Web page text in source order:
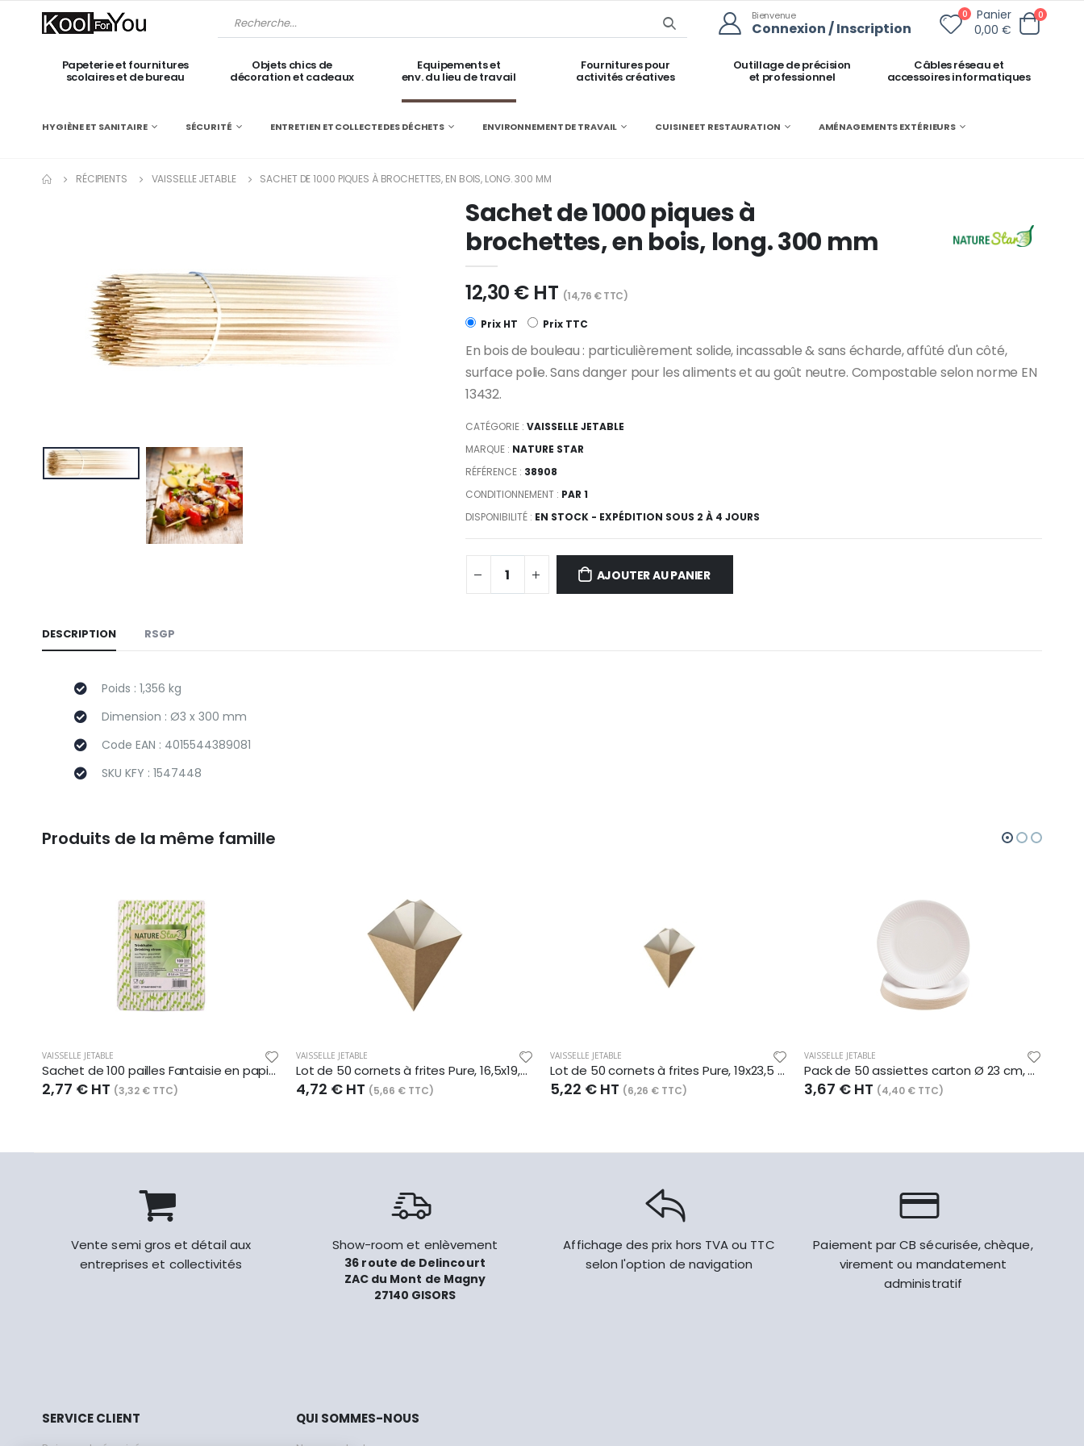
Bienvenue
Connexion / Inscription
0
Panier
0,00 €
0
Papeterie et fournitures
scolaires et de bureau
Objets chics de
décoration et cadeaux
Equipements et
env. du lieu de travail
Fournitures pour
activités créatives
Outillage de précision
et professionnel
Câbles réseau et
accessoires informatiques
HYGIÈNE ET SANITAIRE SÉCURITÉ ENTRETIEN ET COLLECTE DES DÉCHETS ENVIRONNEMENT DE TRAVAIL CUISINE ET RESTAURATION AMÉNAGEMENTS EXTÉRIEURS
RÉCIPIENTS VAISSELLE JETABLE SACHET DE 1000 PIQUES À BROCHETTES, EN BOIS, LONG. 300 MM
Sachet de 1000 piques à
brochettes, en bois, long. 300 mm
12,30 € HT (14,76 € TTC)
Prix HT Prix TTC
En bois de bouleau : particulièrement solide, incassable & sans écharde, affûté d'un côté,
surface polie. Sans danger pour les aliments et au goût neutre. Compostable selon norme EN
13432.
CATÉGORIE :VAISSELLE JETABLE
MARQUE : NATURE STAR
RÉFÉRENCE : 38908
CONDITIONNEMENT : PAR 1
DISPONIBILITÉ : EN STOCK - EXPÉDITION SOUS 2 À 4 JOURS
AJOUTER AU PANIER
DESCRIPTION RSGP
Poids : 1,356 kg
Dimension : Ø3 x 300 mm
Code EAN : 4015544389081
SKU KFY : 1547448
Produits de la même famille
VAISSELLE JETABLE
Sachet de 100 pailles Fantaisie en papier, long. 197 mm, poids verts / blanc
2,77 € HT (3,32 € TTC)
VAISSELLE JETABLE
Lot de 50 cornets à frites Pure, 16,5x19,5 cm, en carton brun
4,72 € HT (5,66 € TTC)
VAISSELLE JETABLE
Lot de 50 cornets à frites Pure, 19x23,5 cm, en carton brun
5,22 € HT (6,26 € TTC)
VAISSELLE JETABLE
Pack de 50 assiettes carton Ø 23 cm, coloris blanc
3,67 € HT (4,40 € TTC)
Vente semi gros et détail aux
entreprises et collectivités
Show-room et enlèvement
36 route de Delincourt
ZAC du Mont de Magny
27140 GISORS
Affichage des prix hors TVA ou TTC
selon l'option de navigation
Paiement par CB sécurisée, chèque,
virement ou mandatement
administratif
SERVICE CLIENT QUI SOMMES-NOUS